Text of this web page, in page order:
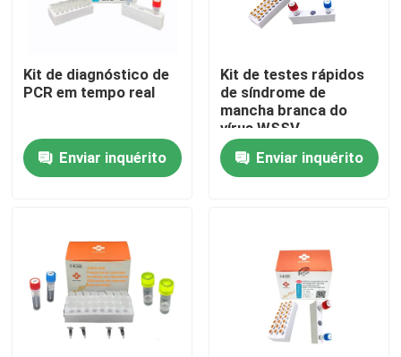
Casa
Produtos
Show de RV
Sobre nós
Kit de diagnóstico de
PCR em tempo real
Enviar inquérito
Kit de testes rápidos
de síndrome de
mancha branca do
vírus WSSV
Enviar inquérito